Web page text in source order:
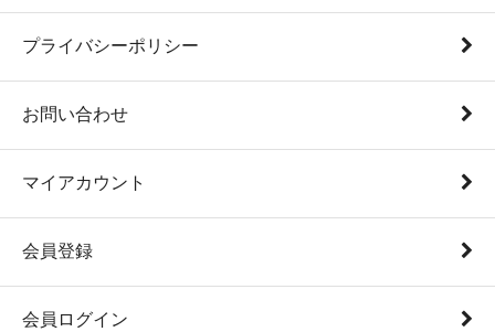
プライバシーポリシー
お問い合わせ
マイアカウント
会員登録
会員ログイン